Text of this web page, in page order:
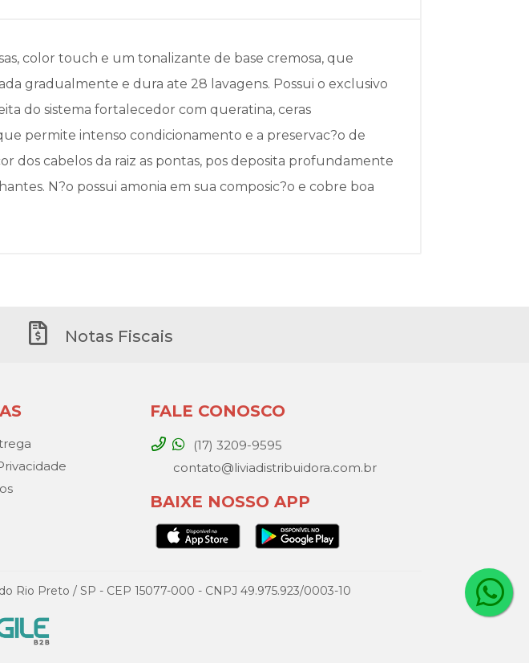
color touch e um tonalizante de base cremosa, que
gradualmente e dura ate 28 lavagens. Possui o exclusivo
do sistema fortalecedor com queratina, ceras
permite intenso condicionamento e a preservac?o de
dos cabelos da raiz as pontas, pos deposita profundamente
N?o possui amonia em sua composic?o e cobre boa
Notas Fiscais
FALE CONOSCO
(17) 3209-9595
contato@liviadistribuidora.com.br
BAIXE NOSSO APP
Rio Preto / SP - CEP 15077-000 - CNPJ 49.975.923/0003-10